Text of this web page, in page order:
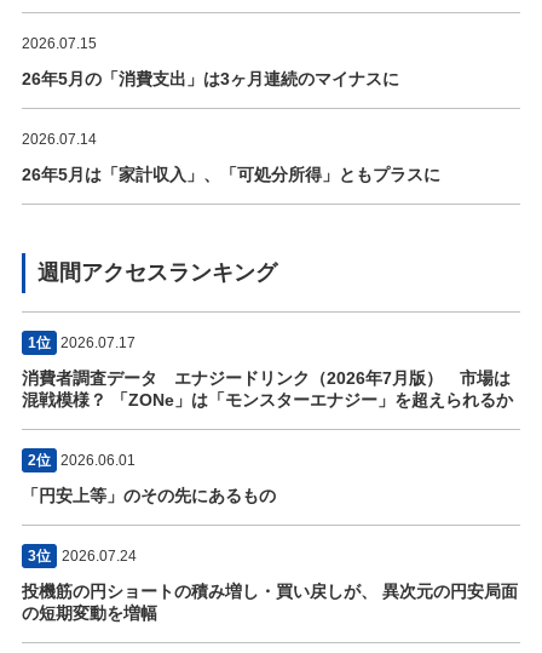
2026.07.15
26年5月の「消費支出」は3ヶ月連続のマイナスに
2026.07.14
26年5月は「家計収入」、「可処分所得」ともプラスに
週間アクセスランキング
1位 2026.07.17
消費者調査データ エナジードリンク（2026年7月版） 市場は
混戦模様？ 「ZONe」は「モンスターエナジー」を超えられるか
2位 2026.06.01
「円安上等」のその先にあるもの
3位 2026.07.24
投機筋の円ショートの積み増し・買い戻しが、 異次元の円安局面
の短期変動を増幅